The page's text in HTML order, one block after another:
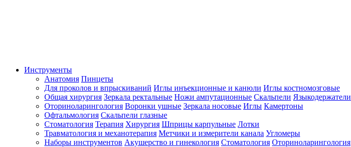
Инструменты
Анатомия Пинцеты
Для проколов и впрыскиваний Иглы инъекционные и канюли Иглы костномозговые
Общая хирургия Зеркала ректальные Ножи ампутационные Скальпели Языкодержатели
Оториноларингология Воронки ушные Зеркала носовые Иглы Камертоны
Офтальмология Скальпели глазные
Стоматология Терапия Хирургия Шприцы карпульные Лотки
Травматология и механотерапия Метчики и измерители канала Угломеры
Наборы инструментов Акушерство и гинекология Стоматология Оториноларингология